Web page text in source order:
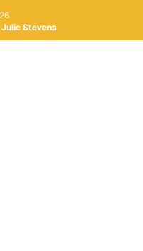
Julie Stevens